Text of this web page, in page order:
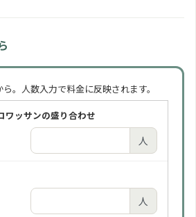
サヒスーパードライ（缶）」をご提
人
（2時間よりお得）
アサヒスーパードライ（缶）」をご提
。
人
。人数入力で料金に反映されます。
ワッサンの盛り合わせ
人
人